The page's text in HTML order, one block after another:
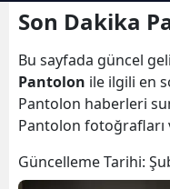
Son Dakika
Bu sayfada güncel
Pantolon ile ilgili en
Pantolon haberleri
Pantolon
Güncelleme Tarihi: